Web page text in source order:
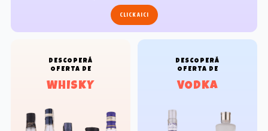
CLICK AICI
DESCOPERĂ
OFERTA DE
WHISKY
DESCOPERĂ
OFERTA DE
VODKA